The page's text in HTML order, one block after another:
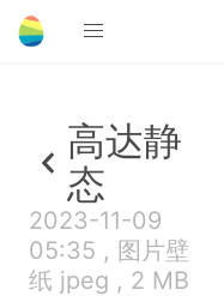
高达静
态
2023-11-09
05:35 , 图片壁
纸 jpeg , 2 MB